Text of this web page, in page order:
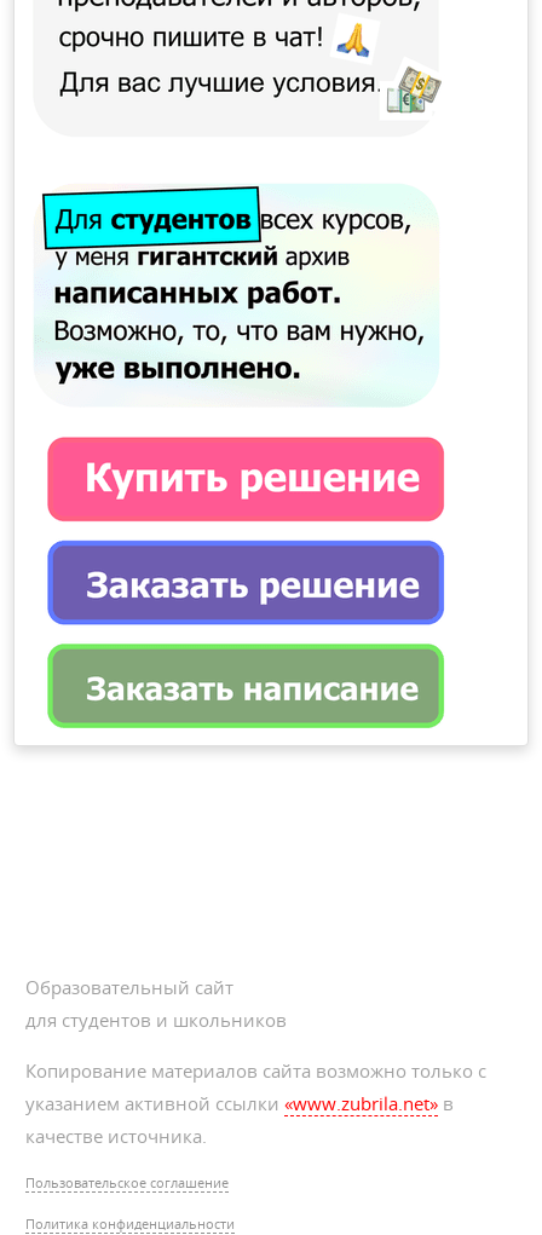
Образовательный сайт
для студентов и школьников
Копирование материалов сайта возможно только с
указанием активной ссылки«www.zubrila.net» в
качестве источника.
Пользовательское соглашение
Политика конфиденциальности